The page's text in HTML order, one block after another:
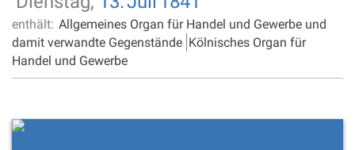
enthält: Allgemeines Organ für Handel und Gewerbe und
damit verwandte Gegenstände Kölnisches Organ für
Handel und Gewerbe